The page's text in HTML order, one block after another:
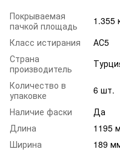
Покрываемая
пачкой площадь
1.355
Класс истирания
АС5
Страна
производитель
Количество в
упаковке
6 шт.
Наличие фаски
Да
Длина
1195
Ширина
189